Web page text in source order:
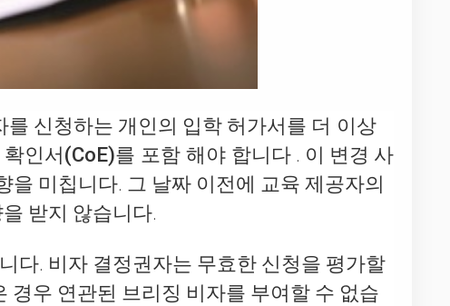
신청하는 개인의 입학 허가서를 더 이상
인서(CoE)를 포함 해야 합니다 . 이 변경 사
미칩니다. 그 날짜 이전에 교육 제공자의
받지 않습니다.
다. 비자 결정권자는 무효한 신청을 평가할
경우 연관된 브리징 비자를 부여할 수 없습